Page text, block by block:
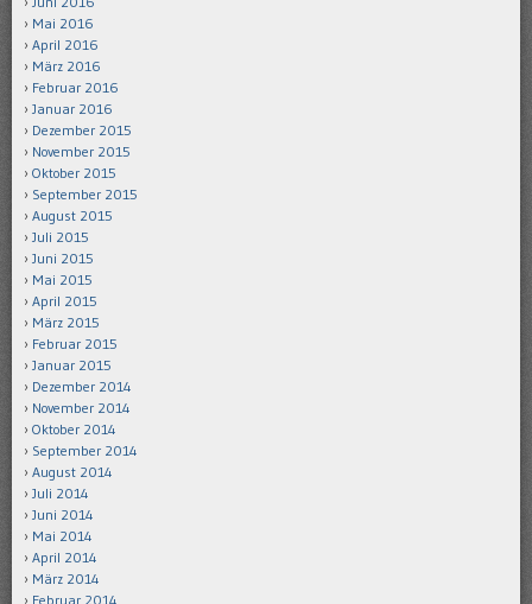
Mai 2016
April 2016
März 2016
Februar 2016
Januar 2016
Dezember 2015
November 2015
Oktober 2015
September 2015
August 2015
Juli 2015
Juni 2015
Mai 2015
April 2015
März 2015
Februar 2015
Januar 2015
Dezember 2014
November 2014
Oktober 2014
September 2014
August 2014
Juli 2014
Juni 2014
Mai 2014
April 2014
März 2014
Februar 2014